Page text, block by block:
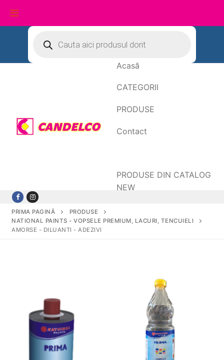
conținut
search
Acasă
CATEGORII
PRODUSE
Contact
PRODUSE DIN CATALOG
NEW
PRIMA PAGINĂ
PRODUSE
NATIONAL PAINTS - VOPSELE PREMIUM, LACURI, TENCUIELI
AMORSE - DILUANTI - ADEZIVI